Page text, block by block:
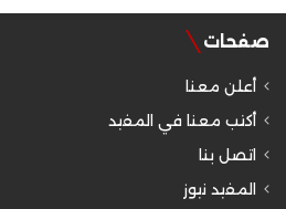
صفحات
أعلن معنا
أكتب معنا في المفيد
اتصل بنا
المفيد نيوز